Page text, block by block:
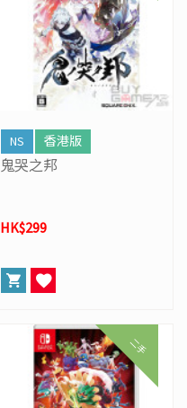
NS 香港版
鬼哭之邦
HK$299
二手